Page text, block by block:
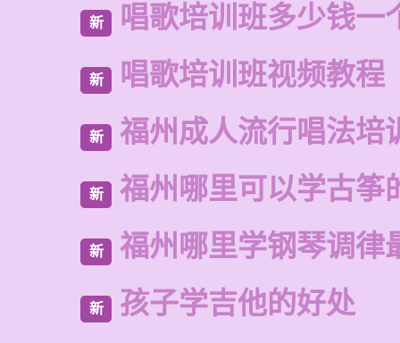
新 唱歌培训班多少钱一
新 唱歌培训班视频教程
新 福州成人流行唱法培
新 福州哪里可以学古筝
新 福州哪里学钢琴调律
新 孩子学吉他的好处